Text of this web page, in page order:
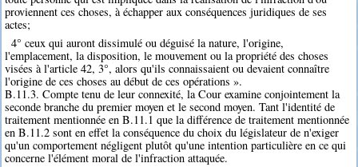
proviennent ces choses, à échapper aux conséquences juridiques de ses
actes;
4° ceux qui auront dissimulé ou déguisé la nature, l'origine,
l'emplacement, la disposition, le mouvement ou la propriété des choses
visées à l'article 42, 3°, alors qu'ils connaissaient ou devaient connaître
l'origine de ces choses au début de ces opérations ».
B.11.3. Compte tenu de leur connexité, la Cour examine conjointement la
seconde branche du premier moyen et le second moyen. Tant l'identité de
traitement mentionnée en B.11.1 que la différence de traitement mentionnée
en B.11.2 sont en effet la conséquence du choix du législateur de n'exiger
qu'un comportement négligent plutôt qu'une intention particulière en ce qui
concerne l'élément moral de l'infraction attaquée.